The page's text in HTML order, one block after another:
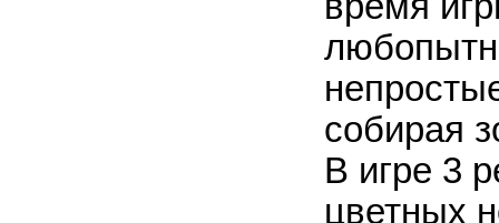
собирая
В игре 3
цветных